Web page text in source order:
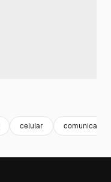
celular comunicação